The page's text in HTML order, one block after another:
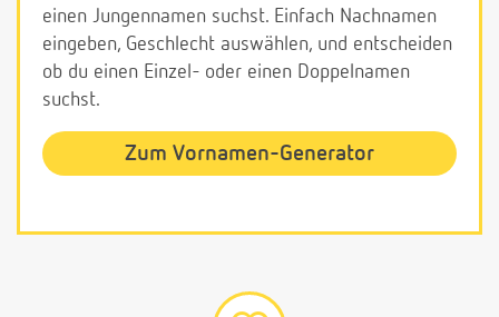
einen Jungennamen suchst. Einfach Nachnamen
eingeben, Geschlecht auswählen, und entscheiden
ob du einen Einzel- oder einen Doppelnamen
suchst.
Zum Vornamen-Generator